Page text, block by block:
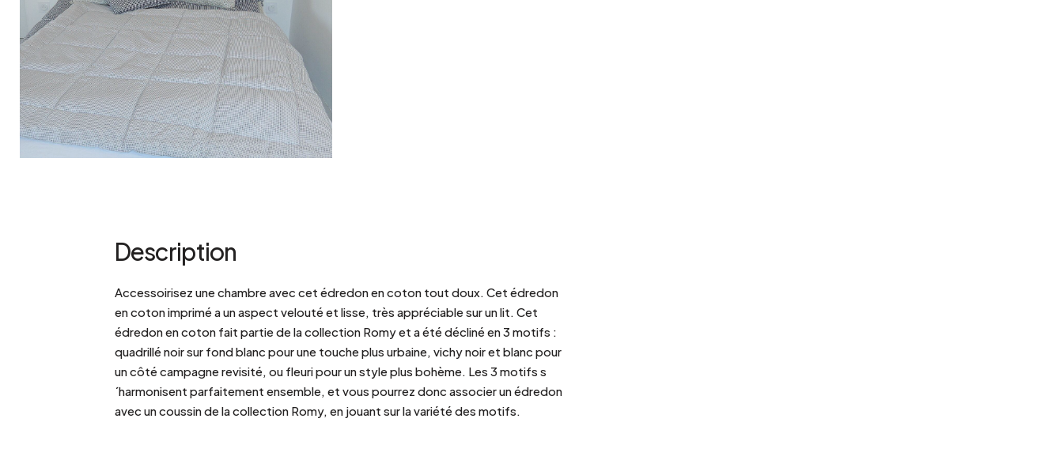
Description
Accessoirisez une chambre avec cet édredon en coton tout doux. Cet édredon
en coton imprimé a un aspect velouté et lisse, très appréciable sur un lit. Cet
édredon en coton fait partie de la collection Romy et a été décliné en 3 motifs :
quadrillé noir sur fond blanc pour une touche plus urbaine, vichy noir et blanc pour
un côté campagne revisité, ou fleuri pour un style plus bohème. Les 3 motifs s
´harmonisent parfaitement ensemble, et vous pourrez donc associer un édredon
avec un coussin de la collection Romy, en jouant sur la variété des motifs.